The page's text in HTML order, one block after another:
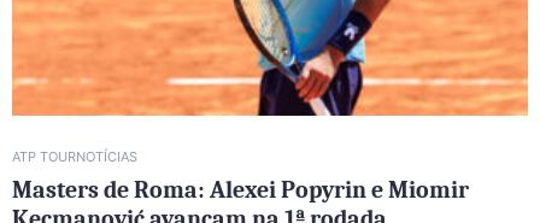
ATP TOURNOTÍCIAS
Masters de Roma: Alexei Popyrin e Miomir